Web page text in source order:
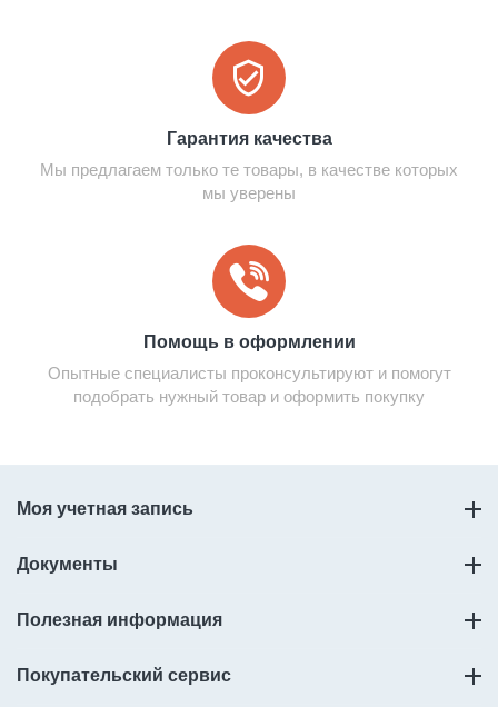
Гарантия качества
Мы предлагаем только те товары, в качестве которых
мы уверены
Помощь в оформлении
Опытные специалисты проконсультируют и помогут
подобрать нужный товар и оформить покупку
Моя учетная запись
Документы
Полезная информация
Покупательский сервис